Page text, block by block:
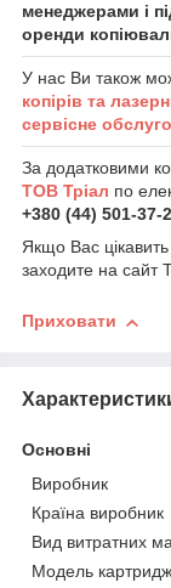
менеджерами і
оренди
У нас Ви також
копірів та
сервісне
За додатковими
ТОВ Тріал по
+380 (44) 501-37-
Якщо Вас
заходите на сайт
Приховати
Основні
Виробник
Країна виробник
Вид витратних
Модель